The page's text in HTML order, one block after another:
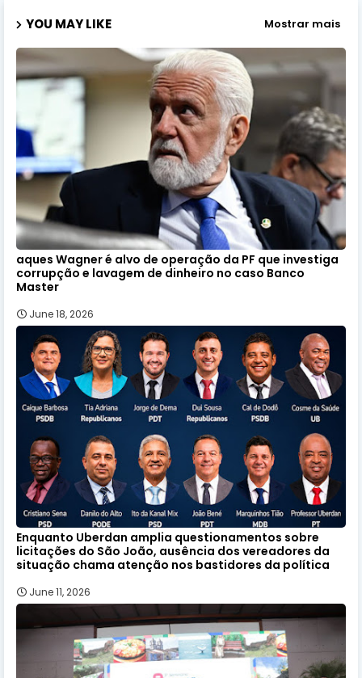
YOU MAY LIKE Mostrar mais
aques Wagner é alvo de operação da PF que investiga
corrupção e lavagem de dinheiro no caso Banco
Master
June 18, 2026
Enquanto Uberdan amplia questionamentos sobre
licitações do São João, ausência dos vereadores da
situação chama atenção nos bastidores da política
June 11, 2026